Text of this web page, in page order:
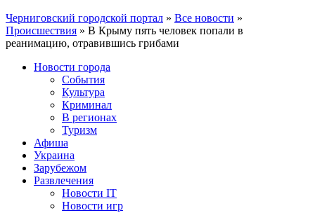
Черниговский городской портал » Все новости »
Происшествия » В Крыму пять человек попали в
реанимацию, отравившись грибами
Новости города
События
Культура
Криминал
В регионах
Туризм
Афиша
Украина
Зарубежом
Развлечения
Новости IT
Новости игр